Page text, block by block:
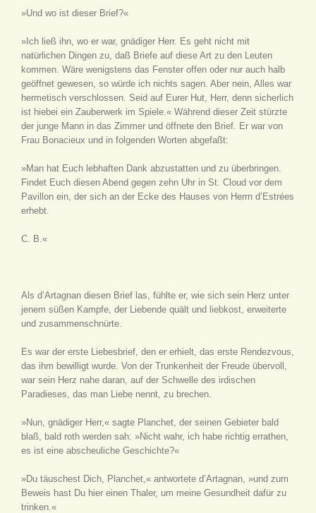
»Und wo ist dieser Brief?«
»Ich ließ ihn, wo er war, gnädiger Herr. Es geht nicht mit
natürlichen Dingen zu, daß Briefe auf diese Art zu den Leuten
kommen. Wäre wenigstens das Fenster offen oder nur auch halb
geöffnet gewesen, so würde ich nichts sagen. Aber nein, Alles war
hermetisch verschlossen. Seid auf Eurer Hut, Herr, denn sicherlich
ist hiebei ein Zauberwerk im Spiele.« Während dieser Zeit stürzte
der junge Mann in das Zimmer und öffnete den Brief. Er war von
Frau Bonacieux und in folgenden Worten abgefaßt:
»Man hat Euch lebhaften Dank abzustatten und zu überbringen.
Findet Euch diesen Abend gegen zehn Uhr in St. Cloud vor dem
Pavillon ein, der sich an der Ecke des Hauses von Herrn d’Estrées
erhebt.
C. B.«
Als d’Artagnan diesen Brief las, fühlte er, wie sich sein Herz unter
jenem süßen Kampfe, der Liebende quält und liebkost, erweiterte
und zusammenschnürte.
Es war der erste Liebesbrief, den er erhielt, das erste Rendezvous,
das ihm bewilligt wurde. Von der Trunkenheit der Freude übervoll,
war sein Herz nahe daran, auf der Schwelle des irdischen
Paradieses, das man Liebe nennt, zu brechen.
»Nun, gnädiger Herr,« sagte Planchet, der seinen Gebieter bald
blaß, bald roth werden sah: »Nicht wahr, ich habe richtig errathen,
es ist eine abscheuliche Geschichte?«
»Du täuschest Dich, Planchet,« antwortete d’Artagnan, »und zum
Beweis hast Du hier einen Thaler, um meine Gesundheit dafür zu
trinken.«